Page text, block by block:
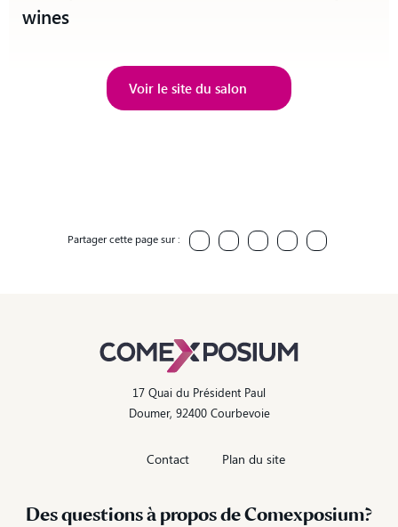
wines
Voir le site du salon
Partager cette page sur :
Des questions à propos de Comexposium?
17 Quai du Président Paul
Doumer, 92400 Courbevoie
Contact Plan du site